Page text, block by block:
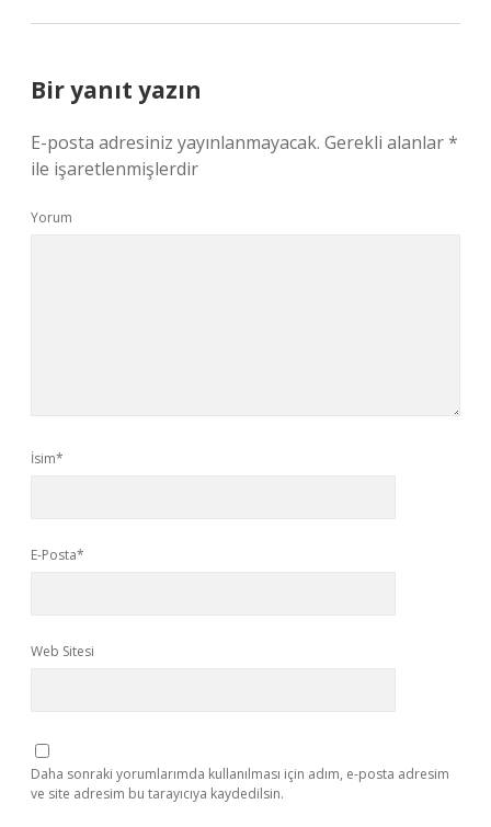
Bir yanıt yazın
E-posta adresiniz yayınlanmayacak. Gerekli alanlar*
ile işaretlenmişlerdir
Yorum
İsim*
E-Posta*
Web Sitesi
Daha sonraki yorumlarımda kullanılması için adım, e-posta adresim
ve site adresim bu tarayıcıya kaydedilsin.